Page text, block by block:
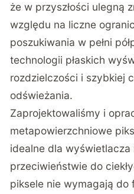
że w przyszłości ulegną
względu na liczne
poszukiwania w pełni
technologii płaskich
rozdzielczości i szybkiej
odświeżania.
Zaprojektowaliśmy i
metapowierzchniowe
idealne dla
przeciwieństwie do
piksele nie wymagają do